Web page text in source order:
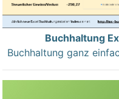
Buchhaltung
Buchhaltung ganz